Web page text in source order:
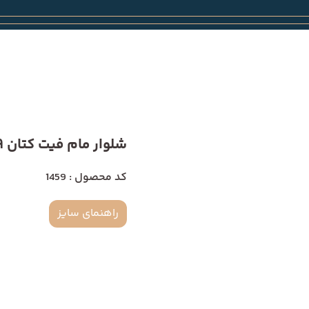
شلوار مام فیت کتان 1459
کد محصول : 1459
راهنمای سایز